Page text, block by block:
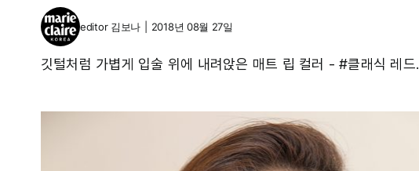
editor 김보나 2018년 08월 27일
깃털처럼 가볍게 입술 위에 내려앉은 매트 립 컬러 - #클래식 레드.